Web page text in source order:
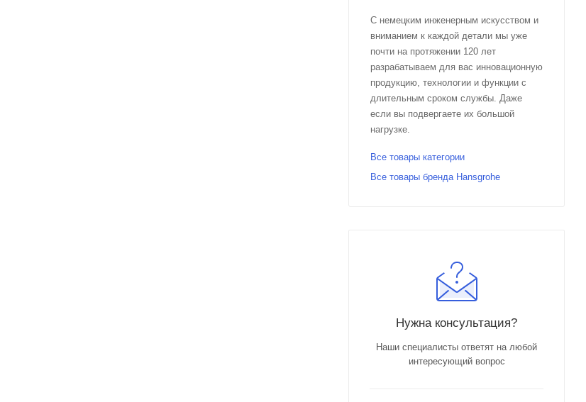
С немецким инженерным искусством и
вниманием к каждой детали мы уже
почти на протяжении 120 лет
разрабатываем для вас инновационную
продукцию, технологии и функции с
длительным сроком службы. Даже
если вы подвергаете их большой
нагрузке.
Все товары категории
Все товары бренда Hansgrohe
Нужна консультация?
Наши специалисты ответят на любой
интересующий вопрос